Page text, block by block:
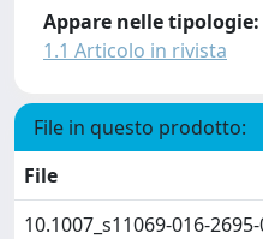
Appare nelle tipologie:
1.1 Articolo in rivista
File in questo prodotto:
File
10.1007_s11069-016-